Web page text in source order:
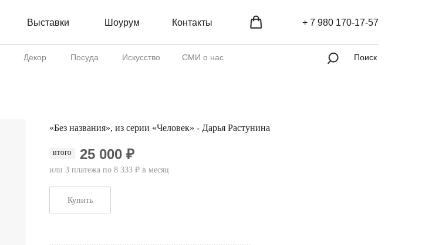
Выставки Шоурум Контакты
Искусство СМИ о нас
Посуда
Декор Поиск
+ 7 980 170-17-57
«Без названия», из серии «Человек» - Дарья Растунина
ИТОГО 25 000 ₽
или 3 платежа по 8 333 ₽ в месяц
Купить
......................................................................................